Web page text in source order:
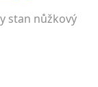
stan nůžkový